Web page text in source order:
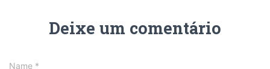
Deixe um comentário
Name *